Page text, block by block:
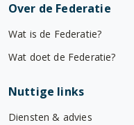
Over de Federatie
Wat is de Federatie?
Wat doet de Federatie?
Nuttige links
Diensten & advies